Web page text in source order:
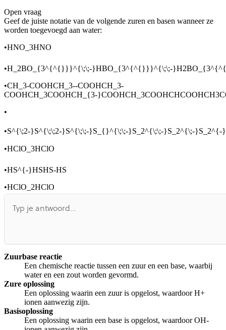
De uitleg gaat te langzaam
Afspelen werkte niet
Open vraag
Geef de juiste notatie van de volgende zuren en basen wanneer ze
worden toegevoegd aan water:
•HNO_3HNO
•H_2BO_{3^{^{}}}^{\;\;-}HBO_{3^{^{}}}^{\;\;-
•CH_3-COOHCH_3--COOHCH_3-
COOHCH_3COOHCH_{3-
•
•S^{\;2-}S^{\;\;2-}S^{\;\;-}S_{}^{\;\;-}S_2^{\;\;-}S_2^{\;-}S_2^{-
•HClO_3HClO
•HS^{-}HSHS-HS
•HClO_2HClO
Zuurbase reactie
Een chemische reactie tussen een zuur en een base, waarbij
water en een zout worden gevormd.
Zure oplossing
Een oplossing waarin een zuur is opgelost, waardoor H+
ionen aanwezig zijn.
Basisoplossing
Een oplossing waarin een base is opgelost, waardoor OH-